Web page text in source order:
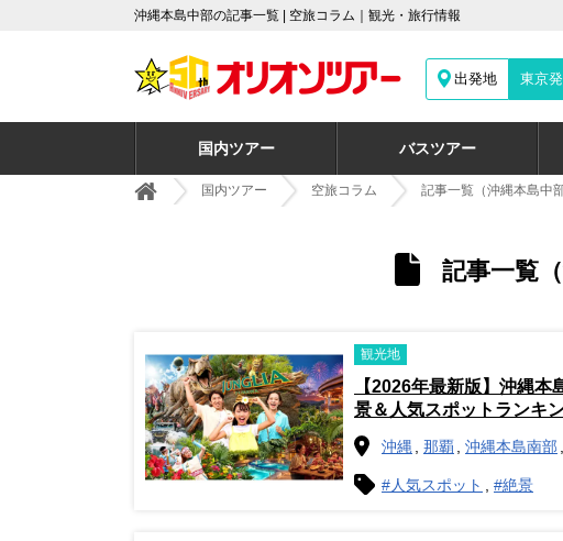
沖縄本島中部の記事一覧 | 空旅コラム｜観光・旅行情報
出発地 東京発
国内ツアー バスツアー
国内ツアー 空旅コラム 記事一覧（沖縄本島中部
記事一覧
観光地
【2026年最新版】沖縄
景＆人気スポットランキ
沖縄 那覇 沖縄本島南部
#人気スポット #絶景